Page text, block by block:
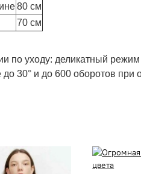
80 см
70 см
по уходу: деликатный режим
до 30° и до 600 оборотов при